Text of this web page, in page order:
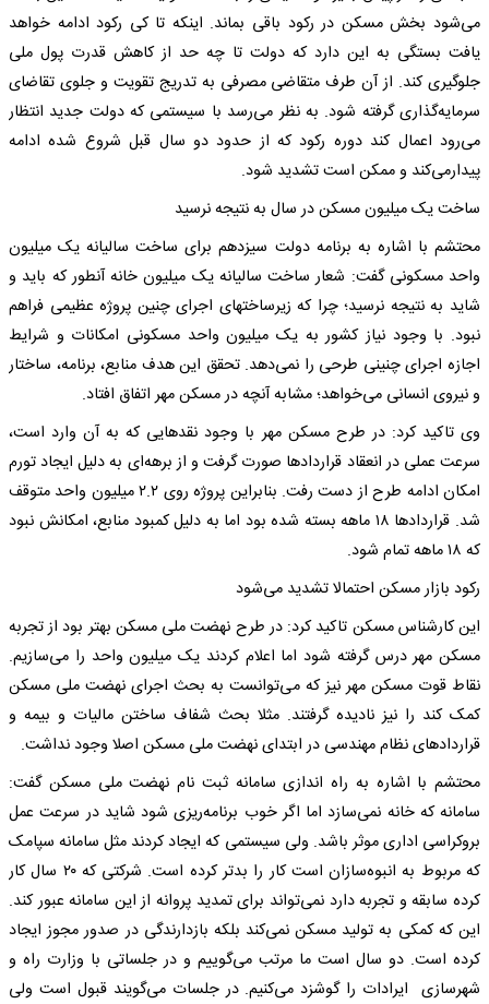
می‌شود بخش مسکن در رکود باقی بماند. اینکه تا کی رکود ادامه خواهد
یافت بستگی به این دارد که دولت تا چه حد از کاهش قدرت پول ملی
جلوگیری کند. از آن طرف متقاضی مصرفی به تدریج تقویت و جلوی تقاضای
سرمایه‌گذاری گرفته شود. به نظر می‌رسد با سیستمی که دولت جدید انتظار
می‌رود اعمال کند دوره رکود که از حدود دو سال قبل شروع شده ادامه
پیدارمی‌کند و ممکن است تشدید شود.
ساخت یک میلیون مسکن در سال به نتیجه نرسید
محتشم با اشاره به برنامه دولت سیزدهم برای ساخت سالیانه یک میلیون
واحد مسکونی گفت: شعار ساخت سالیانه یک میلیون خانه آنطور که باید و
شاید به نتیجه نرسید؛ چرا که زیرساختهای اجرای چنین پروژه عظیمی فراهم
نبود. با وجود نیاز کشور به یک میلیون واحد مسکونی امکانات و شرایط
اجازه اجرای چنینی طرحی را نمی‌دهد. تحقق این هدف منابع، برنامه، ساختار
و نیروی انسانی می‌خواهد؛ مشابه آنچه در مسکن مهر اتفاق افتاد.
وی تاکید کرد: در طرح مسکن مهر با وجود نقدهایی که به آن وارد است،
سرعت عملی در انعقاد قراردادها صورت گرفت و از برهه‌ای به دلیل ایجاد تورم
امکان ادامه طرح از دست رفت. بنابراین پروژه روی ۲.۲ میلیون واحد متوقف
شد. قراردادها ۱۸ ماهه بسته شده بود اما به دلیل کمبود منابع، امکانش نبود
که ۱۸ ماهه تمام شود.
رکود بازار مسکن احتمالا تشدید می‌شود
این کارشناس مسکن تاکید کرد: در طرح نهضت ملی مسکن بهتر بود از تجربه
مسکن مهر درس گرفته شود اما اعلام کردند یک میلیون واحد را می‌سازیم.
نقاط قوت مسکن مهر نیز که می‌توانست به بحث اجرای نهضت ملی مسکن
کمک کند را نیز نادیده گرفتند. مثلا بحث شفاف ساختن مالیات و بیمه و
قراردادهای نظام مهندسی در ابتدای نهضت ملی مسکن اصلا وجود نداشت.
محتشم با اشاره به راه اندازی سامانه ثبت نام نهضت ملی مسکن گفت:
سامانه که خانه نمی‌سازد اما اگر خوب برنامه‌ریزی شود شاید در سرعت عمل
بروکراسی اداری موثر باشد. ولی سیستمی که ایجاد کردند مثل سامانه سپامک
که مربوط به انبوه‌سازان است کار را بدتر کرده است. شرکتی که ۲۰ سال کار
کرده سابقه و تجربه دارد نمی‌تواند برای تمدید پروانه از این سامانه عبور کند.
این که کمکی به تولید مسکن نمی‌کند بلکه بازدارندگی در صدور مجوز ایجاد
کرده است. دو سال است ما مرتب می‌گوییم و در جلساتی با وزارت راه و
شهرسازی ایرادات را گوشزد می‌کنیم. در جلسات می‌گویند قبول است ولی